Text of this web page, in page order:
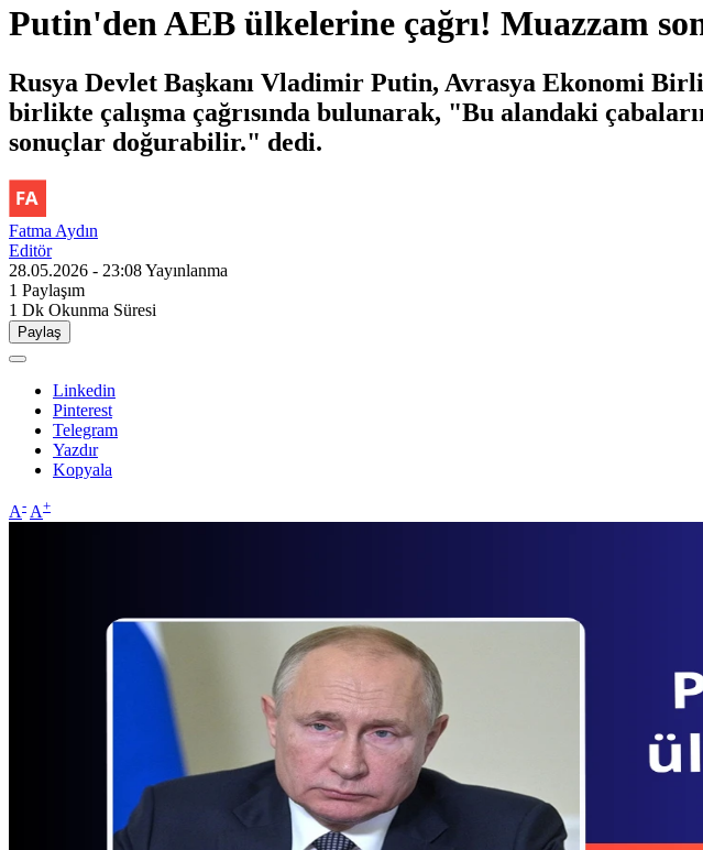
Putin'den AEB ülkelerine çağrı! Muazzam
Rusya Devlet Başkanı Vladimir Putin, Avrasya Ekonomi
birlikte çalışma çağrısında bulunarak, "Bu alandaki
sonuçlar doğurabilir." dedi.
Fatma Aydın
Editör
28.05.2026 - 23:08Yayınlanma
1 Paylaşım
1 Dk Okunma Süresi
Paylaş
Linkedin
Pinterest
Telegram
Yazdır
Kopyala
A- A+